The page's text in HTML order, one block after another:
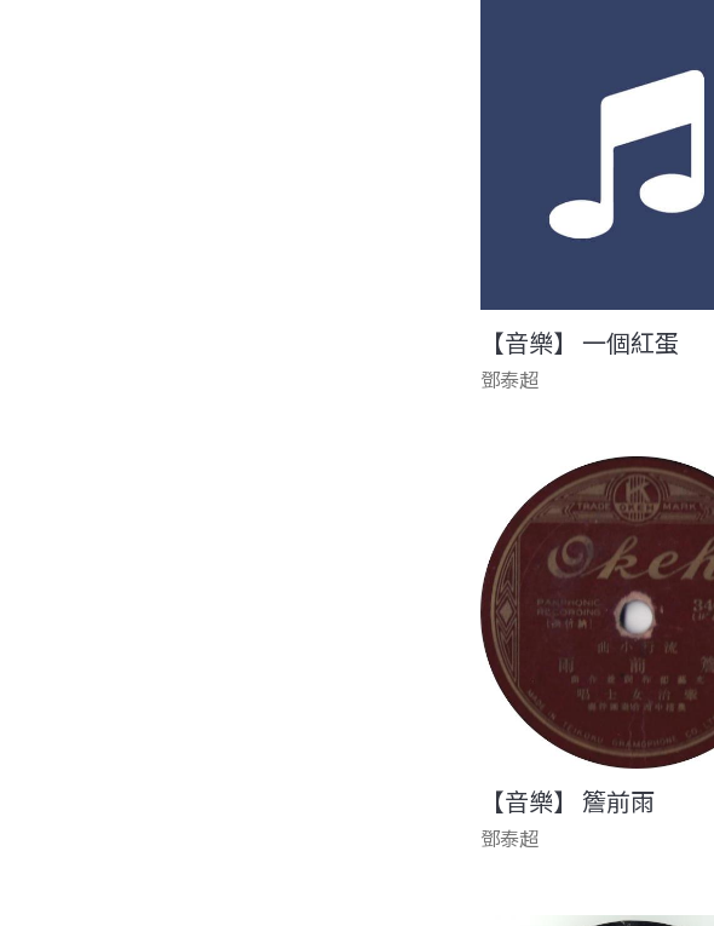
【音樂】 一個紅蛋
鄧泰超
【音樂】 簷前雨
鄧泰超